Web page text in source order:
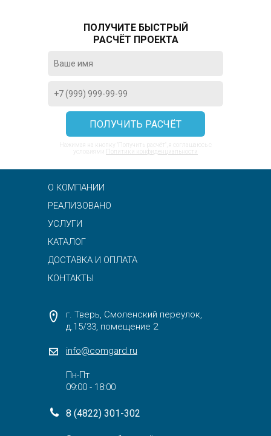
ПОЛУЧИТЕ БЫСТРЫЙ
РАСЧЁТ ПРОЕКТА
Нажимая на кнопку "Получить расчёт", я соглашаюсь с
условиями
Политики конфиденциальности
О КОМПАНИИ
РЕАЛИЗОВАНО
УСЛУГИ
КАТАЛОГ
ДОСТАВКА И ОПЛАТА
КОНТАКТЫ
г. Тверь, Смоленский переулок,
д.15/33, помещение 2
info@comgard.ru
Пн-Пт
09:00 - 18:00
8 (4822) 301-302